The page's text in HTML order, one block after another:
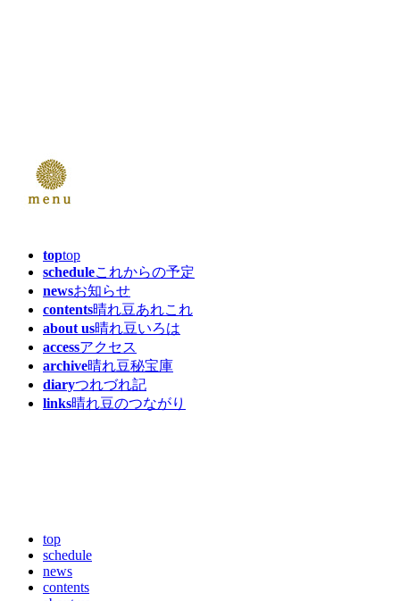
toptop
scheduleこれからの予定
newsお知らせ
contents晴れ豆あれこれ
about us晴れ豆いろは
accessアクセス
archive晴れ豆秘宝庫
diaryつれづれ記
links晴れ豆のつながり
top
schedule
news
contents